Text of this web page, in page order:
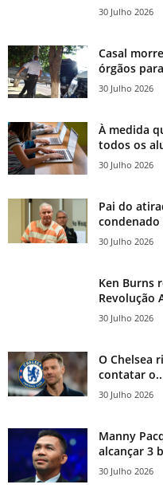
30 Julho 2026
Casal
órgãos
30 Julho 2026
À medida
todos os
30 Julho 2026
Pai do
condenado
30 Julho 2026
Ken Burns
Revolução
30 Julho 2026
O Chelsea
contatar
30 Julho 2026
Manny
alcançar 3
30 Julho 2026